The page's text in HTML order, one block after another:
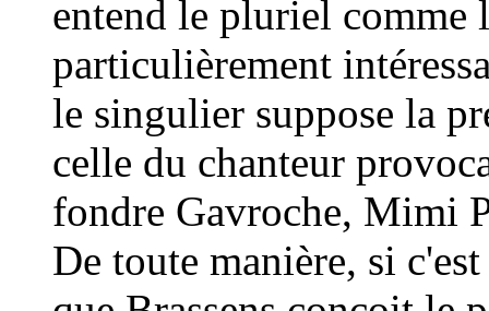
entend le pluriel comme
particulièrement
le singulier suppose la
celle du chanteur
fondre Gavroche, Mimi
De toute manière, si